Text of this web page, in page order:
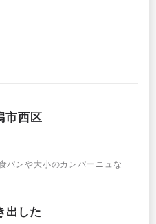
市西区
パンや大小のカンパーニュな
出した